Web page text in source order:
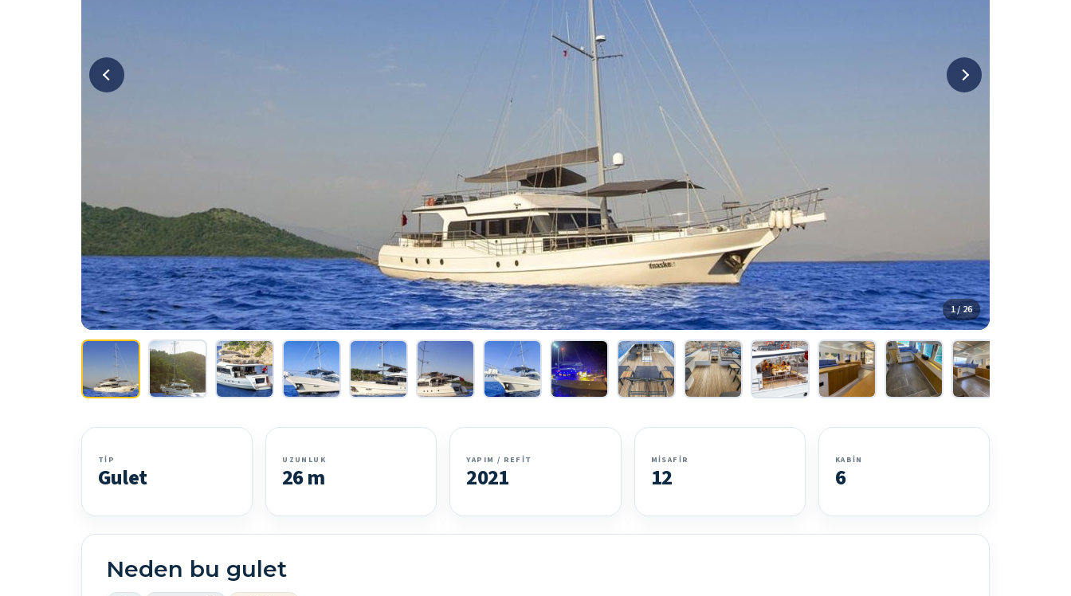
1 / 26
TIP
Gulet
UZUNLUK
26 m
YAPIM / REFIT
2021
MISAFIR
12
KABIN
6
Neden bu gulet